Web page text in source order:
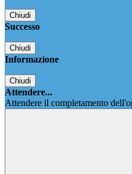
Chiudi
Successo
Chiudi
Informazione
Chiudi
Attendere...
Attendere il completamento